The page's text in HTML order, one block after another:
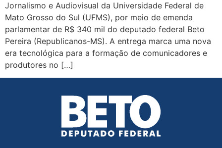
Jornalismo e Audiovisual da Universidade Federal de
Mato Grosso do Sul (UFMS), por meio de emenda
parlamentar de R$ 340 mil do deputado federal Beto
Pereira (Republicanos-MS). A entrega marca uma nova
era tecnológica para a formação de comunicadores e
produtores no […]